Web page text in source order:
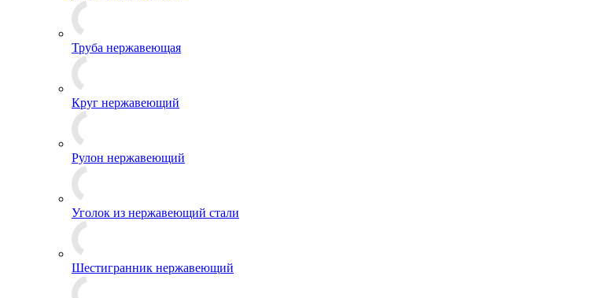
Труба нержавеющая
Круг нержавеющий
Рулон нержавеющий
Уголок из нержавеющий стали
Шестигранник нержавеющий